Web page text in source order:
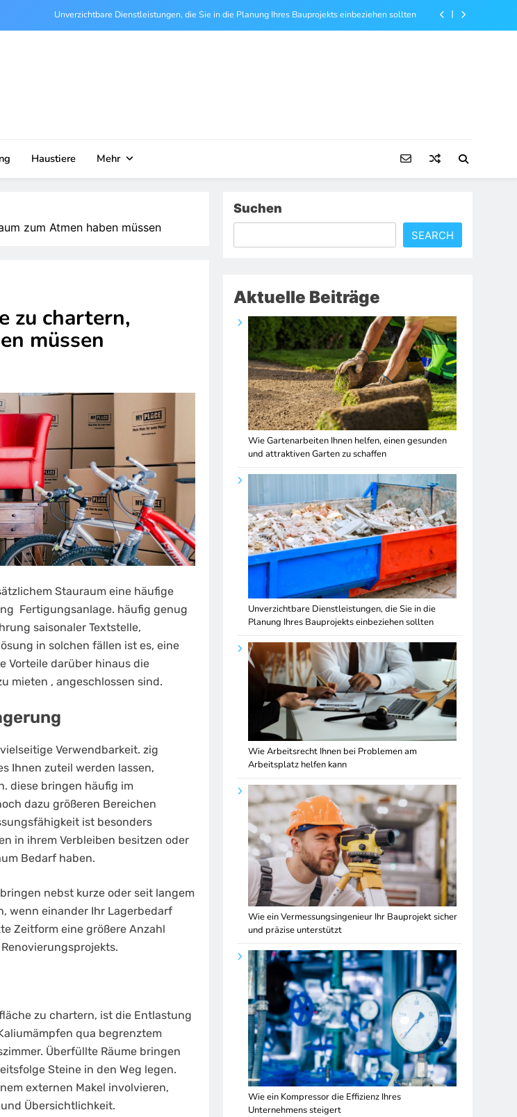
Unverzichtbare Dienstleistungen, die Sie in die Planung Ihres Bauprojekts einbeziehen sollten
Wie Arbeitsrecht Ihnen bei Problemen am Arbeitsplatz helfen kann
Haustiere Mehr
zum Atmen haben müssen
zu chartern,
müssen
Stauraum eine häufige
Fertigungsanlage. häufig genug
saisonaler Textstelle,
in solchen fällen ist es, eine
Vorteile darüber hinaus die
mieten , angeschlossen sind.
Verwendbarkeit. zig
Ihnen zuteil werden lassen,
diese bringen häufig im
dazu größeren Bereichen
ist besonders
in ihrem Verbleiben besitzen oder
Bedarf haben.
nebst kurze oder seit langem
wenn einander Ihr Lagerbedarf
Zeitform eine größere Anzahl
zu chartern, ist die Entlastung
qua begrenztem
Überfüllte Räume bringen
Steine in den Weg legen.
externen Makel involvieren,
Übersichtlichkeit.
Suchen
SEARCH
Aktuelle Beiträge
Wie Gartenarbeiten Ihnen helfen, einen gesunden
und attraktiven Garten zu schaffen
Unverzichtbare Dienstleistungen, die Sie in die
Planung Ihres Bauprojekts einbeziehen sollten
Wie Arbeitsrecht Ihnen bei Problemen am
Arbeitsplatz helfen kann
Wie ein Vermessungsingenieur Ihr Bauprojekt sicher
und präzise unterstützt
Wie ein Kompressor die Effizienz Ihres
Unternehmens steigert